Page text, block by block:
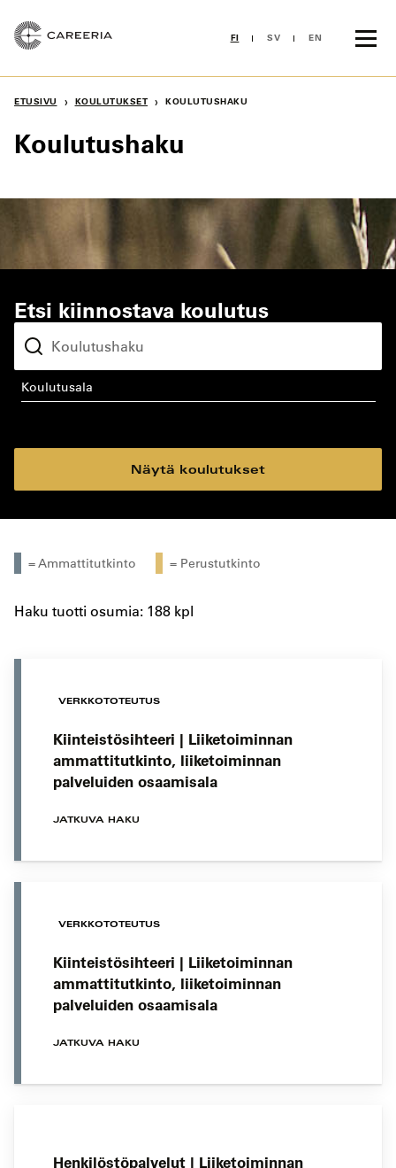
sisältöön
FI SV EN
ETUSIVU › KOULUTUKSET › KOULUTUSHAKU
Koulutushaku
Etsi kiinnostava koulutus
koulutusala
Näytä koulutukset
= Ammattitutkinto = Perustutkinto
Haku tuotti osumia: 188 kpl
VERKKOTOTEUTUS
Kiinteistösihteeri | Liiketoiminnan
ammattitutkinto, liiketoiminnan
palveluiden osaamisala
JATKUVA HAKU
VERKKOTOTEUTUS
Kiinteistösihteeri | Liiketoiminnan
ammattitutkinto, liiketoiminnan
palveluiden osaamisala
JATKUVA HAKU
Henkilöstöpalvelut | Liiketoiminnan